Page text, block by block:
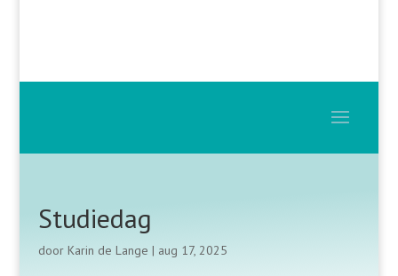
Studiedag
door Karin de Lange | aug 17, 2025